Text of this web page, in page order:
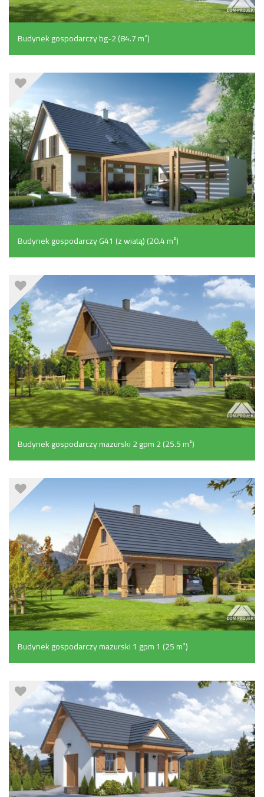
Budynek gospodarczy bg-2 (84.7 m²)
Budynek gospodarczy G41 (z wiatą) (20.4 m²)
Budynek gospodarczy mazurski 2 gpm 2 (25.5 m²)
Budynek gospodarczy mazurski 1 gpm 1 (25 m²)